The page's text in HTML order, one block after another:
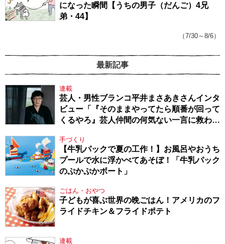
になった瞬間【うちの男子（だんご）4兄
弟・44】
（7/30～8/6）
最新記事
連載
芸人・男性ブランコ平井まさあきさんインタ
ビュー「『そのままやってたら順番が回って
くるやろ』芸人仲間の何気ない一言に救われ
手づくり
【牛乳パックで夏の工作！】お風呂やおうち
プールで水に浮かべてあそぼ！「牛乳パック
のぷかぷかボート」
ごはん・おやつ
子どもが喜ぶ世界の晩ごはん！アメリカのフ
ライドチキン＆フライドポテト
連載